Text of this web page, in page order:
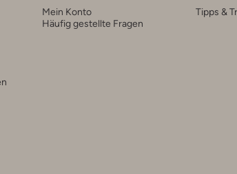
Mein Konto
Häufig gestellte Fragen
Tipps &